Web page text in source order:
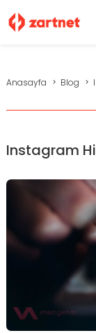
Anasayfa Blog
Instagram